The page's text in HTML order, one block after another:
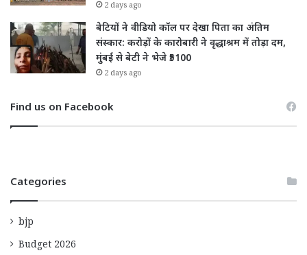
2 days ago
बेटियों ने वीडियो कॉल पर देखा पिता का अंतिम
संस्कार: करोड़ों के कारोबारी ने वृद्धाश्रम में तोड़ा दम,
मुंबई से बेटी ने भेजे ₹5100
2 days ago
Find us on Facebook
Categories
bjp
Budget 2026